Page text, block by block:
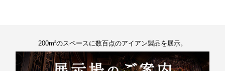
200m²のスペースに数百点のアイアン製品を展示。